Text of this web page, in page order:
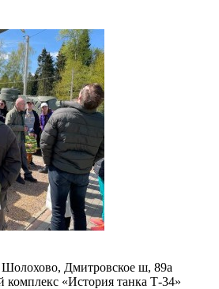
Дмитровское ш, 89а
«История танка Т-34»